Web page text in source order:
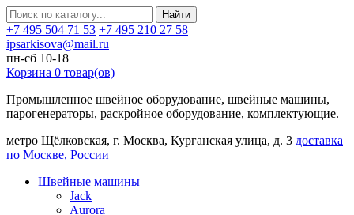
Найти
+7 495 504 71 53 +7 495 210 27 58
ipsarkisova@mail.ru
пн-сб 10-18
Корзина 0 товар(ов)
Промышленное швейное оборудование, швейные машины,
парогенераторы, раскройное оборудование, комплектующие.
метро Щёлковская, г. Москва, Курганская улица, д. 3 доставка
по Москве, России
Швейные машины
Jack
Aurora